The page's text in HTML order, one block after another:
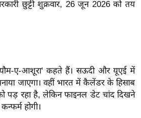
छुट्टी शुक्रवार, 26 जून 2026 को तय
ए-आशूरा' कहते हैं। सऊदी और यूएई में
जाएगा। वहीं भारत में कैलेंडर के हिसाब
पड़ रहा है, लेकिन फाइनल डेट चांद दिखने
होगी।